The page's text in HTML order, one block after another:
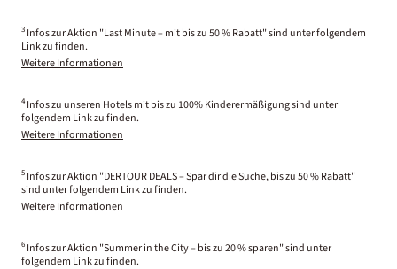
3 Infos zur Aktion "Last Minute – mit bis zu 50 % Rabatt" sind unter folgendem
Link zu finden.
Weitere Informationen
4 Infos zu unseren Hotels mit bis zu 100% Kinderermäßigung sind unter
folgendem Link zu finden.
Weitere Informationen
5 Infos zur Aktion "DERTOUR DEALS – Spar dir die Suche, bis zu 50 % Rabatt"
sind unter folgendem Link zu finden.
Weitere Informationen
6 Infos zur Aktion "Summer in the City – bis zu 20 % sparen" sind unter
folgendem Link zu finden.